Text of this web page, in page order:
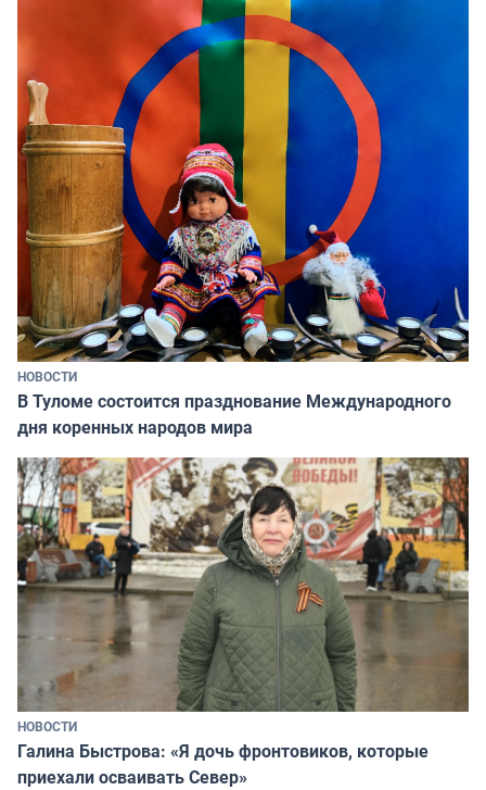
НОВОСТИ
В Туломе состоится празднование Международного
дня коренных народов мира
НОВОСТИ
Галина Быстрова: «Я дочь фронтовиков, которые
приехали осваивать Север»